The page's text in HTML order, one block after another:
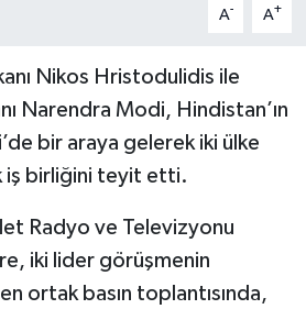
A- A+
Nikos Hristodulidis ile
Narendra Modi, Hindistan’ın
bir araya gelerek iki ülke
iş birliğini teyit etti.
Radyo ve Televizyonu
iki lider görüşmenin
ortak basın toplantısında,